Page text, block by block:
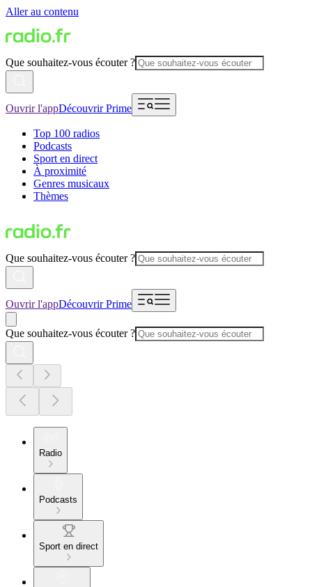
Aller au contenu
Que souhaitez-vous écouter ?
Ouvrir l'appDécouvrir Prime
Top 100 radios
Podcasts
Sport en direct
À proximité
Genres musicaux
Thèmes
Que souhaitez-vous écouter ?
Ouvrir l'appDécouvrir Prime
Que souhaitez-vous écouter ?
Radio
Podcasts
Sport en direct